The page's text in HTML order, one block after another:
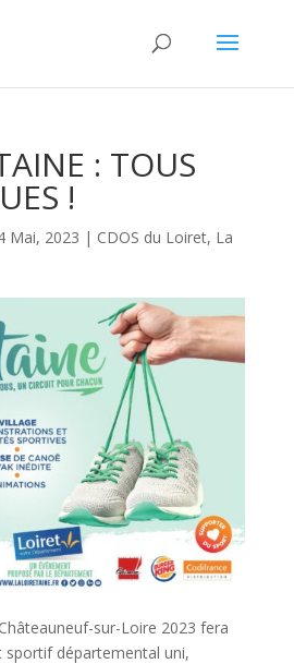
: TOUS
!
Mai, 2023 | CDOS du Loiret, La
sur-Loire 2023 fera
sportif départemental uni,